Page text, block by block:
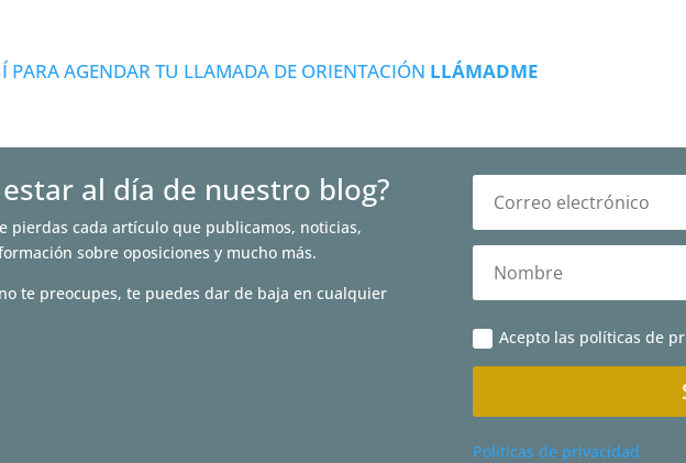
PARA AGENDAR TU LLAMADA DE ORIENTACIÓN LLÁMADME
al día de nuestro blog?
pierdas cada artículo que publicamos, noticias,
sobre oposiciones y mucho más.
te preocupes, te puedes dar de baja en cualquier
Acepto las políticas de
Políticas de privacidad